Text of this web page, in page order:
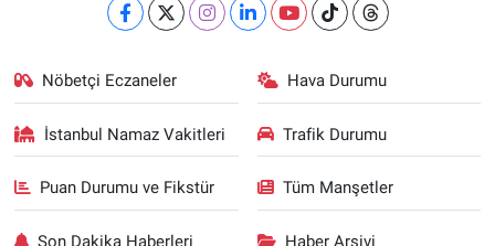
Nöbetçi Eczaneler Hava Durumu
İstanbul Namaz Vakitleri Trafik Durumu
Puan Durumu ve Fikstür Tüm Manşetler
Son Dakika Haberleri Haber Arşivi